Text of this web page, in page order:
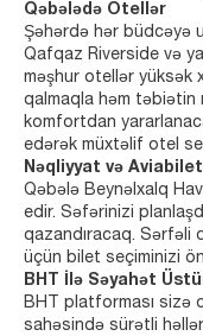
Qəbələdə Otellər
Şəhərdə hər büdcəyə
Qafqaz Riverside və
məşhur otellər yüksək
qalmaqla həm təbiətin
komfortdan
edərək müxtəlif otel
Nəqliyyat və
Qəbələ Beynəlxalq
edir. Səfərinizi
qazandıracaq. Sərfəli
üçün bilet seçiminizi
BHT İlə Səyahət
BHT platforması sizə
sahəsində sürətli